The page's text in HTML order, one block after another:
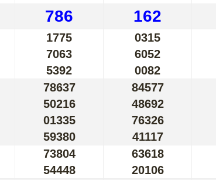
786 162
1775
7063
5392
0315
6052
0082
78637
50216
01335
59380
84577
48692
76326
41117
73804
54448
63618
20106